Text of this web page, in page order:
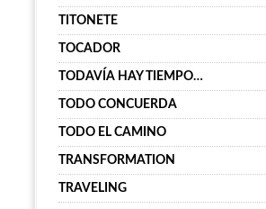
TITONETE
TOCADOR
TODAVÍA HAY TIEMPO…
TODO CONCUERDA
TODO EL CAMINO
TRANSFORMATION
TRAVELING